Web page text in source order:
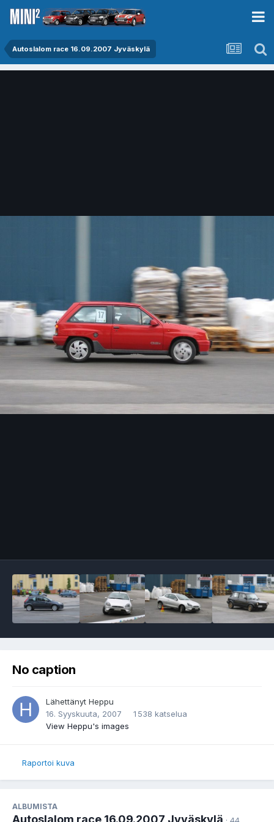
Autoslalom race 16.09.2007 Jyväskylä
No caption
Lähettänyt Heppu
16. Syyskuuta, 2007
1 538 katselua
View Heppu's images
Raportoi kuva
ALBUMISTA
Autoslalom race 16.09.2007 Jyväskylä